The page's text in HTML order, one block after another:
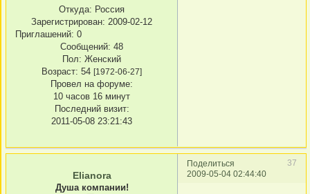
Откуда: Россия
Зарегистрирован: 2009-02-12
Приглашений: 0
Сообщений: 48
Пол: Женский
Возраст: 54 [1972-06-27]
Провел на форуме:
10 часов 16 минут
Последний визит:
2011-05-08 23:21:43
Поделиться
37
2009-05-04 02:44:40
Elianora
Душа компании!